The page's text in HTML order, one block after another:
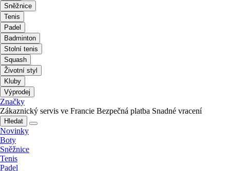
Sněžnice
Tenis
Padel
Badminton
Stolní tenis
Squash
Životní styl
Kluby
Výprodej
Značky
Zákaznický servis ve Francie Bezpečná platba Snadné vracení
Hledat
Novinky
Boty
Sněžnice
Tenis
Padel